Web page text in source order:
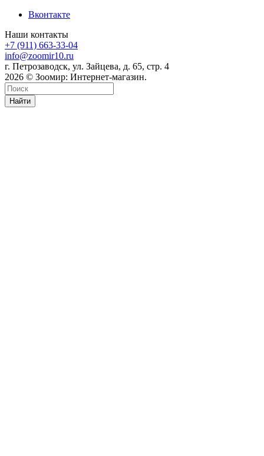
Вконтакте
Наши контакты
+7 (911) 663-33-04
info@zoomir10.ru
г. Петрозаводск, ул. Зайцева, д. 65, стр. 4
2026 © Зоомир: Интернет-магазин.
Найти